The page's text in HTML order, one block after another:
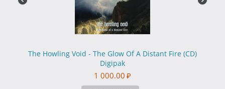
The Howling Void - The Glow Of A Distant Fire (CD)
Digipak
1 000.00 ₽